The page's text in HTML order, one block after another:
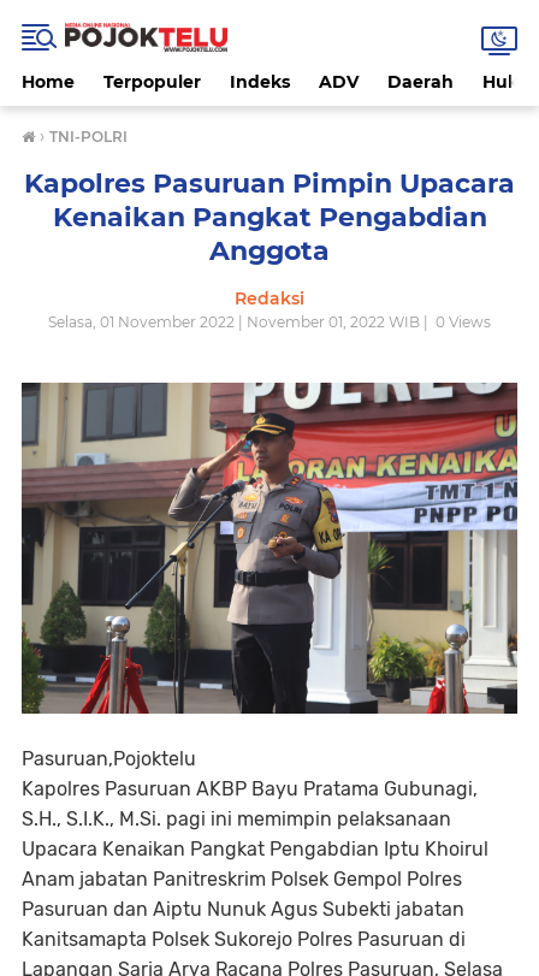
Home Terpopuler Indeks ADV Daerah
› TNI-POLRI
Kapolres Pasuruan Pimpin Upacara
Kenaikan Pangkat Pengabdian
Anggota
Redaksi
Selasa, 01 November 2022 | November 01, 2022 WIB | 0 Views
Pasuruan,Pojoktelu
Kapolres Pasuruan AKBP Bayu Pratama Gubunagi,
S.H., S.I.K., M.Si. pagi ini memimpin pelaksanaan
Upacara Kenaikan Pangkat Pengabdian Iptu Khoirul
Anam jabatan Panitreskrim Polsek Gempol Polres
Pasuruan dan Aiptu Nunuk Agus Subekti jabatan
Kanitsamapta Polsek Sukorejo Polres Pasuruan di
Lapangan Sarja Arya Racana Polres Pasuruan, Selasa